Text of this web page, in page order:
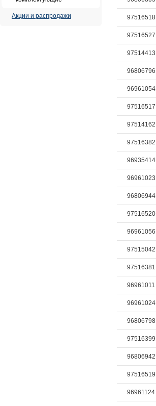
Акции и распродажи 97516518
97516527
97514413
96806796
96961054
97516517
97514162
97516382
96935414
96961023
96806944
97516520
96961056
97515042
97516381
96961011
96961024
96806798
97516399
96806942
97516519
96961124